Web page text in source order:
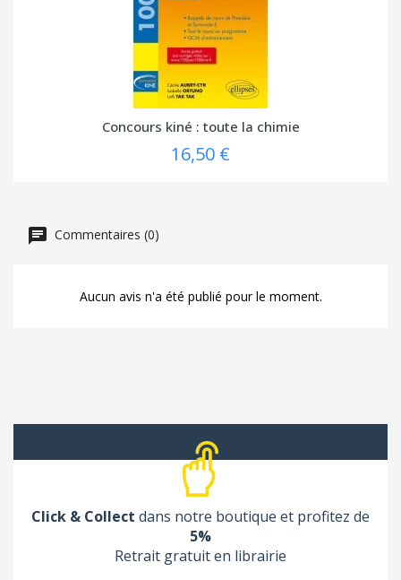
Concours kiné : toute la chimie
16,50 €
Commentaires (0)
Aucun avis n'a été publié pour le moment.
Click & Collect dans notre boutique et profitez de
5%
Retrait gratuit en librairie